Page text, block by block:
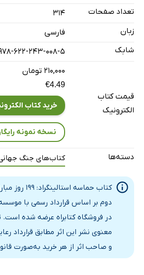
بخش هشتم: رویارویی در کارخانه‌ها
بخش نهم: آخرین تهاجم ژنرال پاولوس
بخش دوازدهم: حمله مانشتاین
بخش سیزدهم: گرسنگی
بخش چهاردهم: سقوط استالینگراد
یادداشت‌ها و ملاحظات
کتاب‌نمای لاتین
تعداد صفحات
314
زبان
فارسی
شابک
622-243-008-5
قیمت کتاب
الکترونیک
۲۱۰,۰۰۰ تومان
€4.49
خرید کتاب
نسخه نمونه
دسته‌ها کتاب‌های جنگ
کتاب حماسه
دوم بر اساس قرارداد رسمی با
در فروشگاه کتابراه عرضه شده
معنوی نشر این اثر مطابق قرارداد
و صاحب اثر از هر خرید به‌صورت